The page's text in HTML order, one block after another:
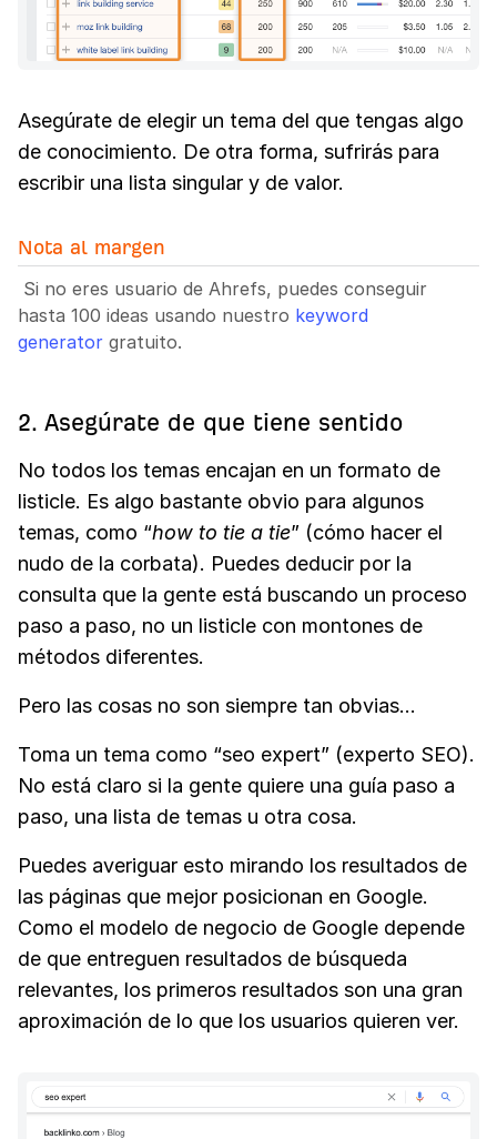
Asegúrate de elegir un tema del que tengas algo
de conocimiento. De otra forma, sufrirás para
escribir una lista singular y de valor.
Nota al margen
Si no eres usuario de Ahrefs, puedes conseguir
hasta 100 ideas usando nuestro keyword
generator gratuito.
2. Asegúrate de que tiene sentido
No todos los temas encajan en un formato de
listicle. Es algo bastante obvio para algunos
temas, como “how to tie a tie” (cómo hacer el
nudo de la corbata). Puedes deducir por la
consulta que la gente está buscando un proceso
paso a paso, no un listicle con montones de
métodos diferentes.
Pero las cosas no son siempre tan obvias…
Toma un tema como “seo expert” (experto SEO).
No está claro si la gente quiere una guía paso a
paso, una lista de temas u otra cosa.
Puedes averiguar esto mirando los resultados de
las páginas que mejor posicionan en Google.
Como el modelo de negocio de Google depende
de que entreguen resultados de búsqueda
relevantes, los primeros resultados son una gran
aproximación de lo que los usuarios quieren ver.